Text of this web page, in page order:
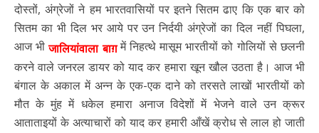
दोस्तों, अंग्रेजों ने हम भारतवासियों पर इतने सितम ढाए कि एक बार को
सितम का भी दिल भर आये पर उन निर्दयी अंग्रेजों का दिल नहीं पिघला,
आज भीजालियांवाला बाग़में निहत्थे मासूम भारतीयों को गोलियों से छलनी
करने वाले जनरल डायर को याद कर हमारा खून खौल उठता है। आज भी
बंगाल के अकाल में अन्न के एक-एक दाने को तरसते लाखों भारतीयों को
मौत के मुंह में धकेल हमारा अनाज विदेशों में भेजने वाले उन क्रूर
आताताइयों के अत्याचारों को याद कर हमारी आँखें क्रोध से लाल हो जाती